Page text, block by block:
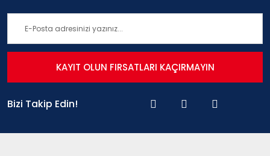
KAYIT OLUN FIRSATLARI KAÇIRMAYIN
Bizi Takip Edin!